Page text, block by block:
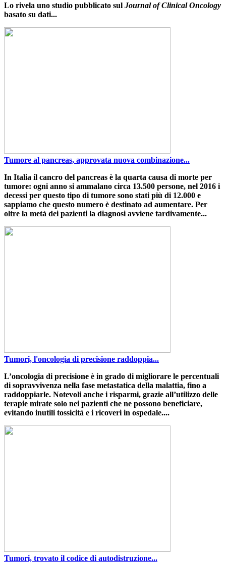
Lo rivela uno studio pubblicato sul Journal of Clinical Oncology
basato su dati...
Tumore al pancreas, approvata nuova combinazione...
In Italia il cancro del pancreas è la quarta causa di morte per
tumore: ogni anno si ammalano circa 13.500 persone, nel 2016 i
decessi per questo tipo di tumore sono stati più di 12.000 e
sappiamo che questo numero è destinato ad aumentare. Per
oltre la metà dei pazienti la diagnosi avviene tardivamente...
Tumori, l'oncologia di precisione raddoppia...
L’oncologia di precisione è in grado di migliorare le percentuali
di sopravvivenza nella fase metastatica della malattia, fino a
raddoppiarle. Notevoli anche i risparmi, grazie all’utilizzo delle
terapie mirate solo nei pazienti che ne possono beneficiare,
evitando inutili tossicità e i ricoveri in ospedale....
Tumori, trovato il codice di autodistruzione...